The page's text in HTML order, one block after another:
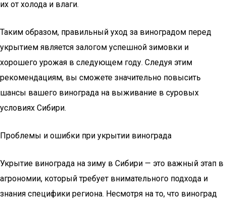
их от холода и влаги.
Таким образом, правильный уход за виноградом перед
укрытием является залогом успешной зимовки и
хорошего урожая в следующем году. Следуя этим
рекомендациям, вы сможете значительно повысить
шансы вашего винограда на выживание в суровых
условиях Сибири.
Проблемы и ошибки при укрытии винограда
Укрытие винограда на зиму в Сибири — это важный этап в
агрономии, который требует внимательного подхода и
знания специфики региона. Несмотря на то, что виноград